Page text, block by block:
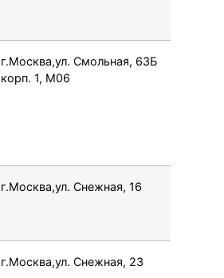
г.Москва,ул. Смольная, 63Б
корп. 1, М06
г.Москва,ул. Снежная, 16
г.Москва,ул. Снежная, 23